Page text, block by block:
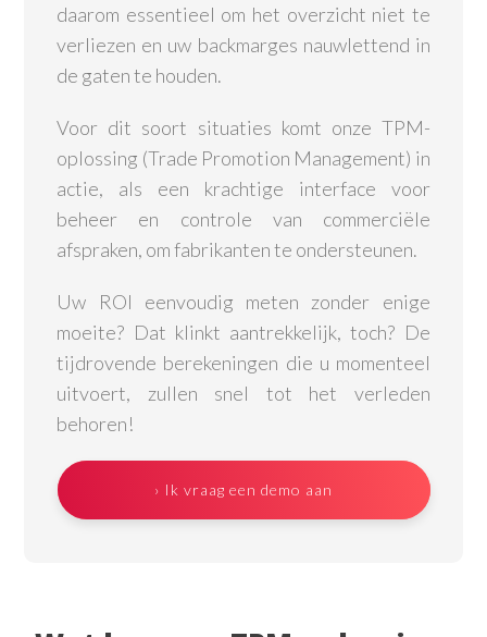
daarom essentieel om het overzicht niet te
verliezen en uw backmarges nauwlettend in
de gaten te houden.
Voor dit soort situaties komt onze TPM-
oplossing (Trade Promotion Management) in
actie, als een krachtige interface voor
beheer en controle van commerciële
afspraken, om fabrikanten te ondersteunen.
Uw ROI eenvoudig meten zonder enige
moeite? Dat klinkt aantrekkelijk, toch? De
tijdrovende berekeningen die u momenteel
uitvoert, zullen snel tot het verleden
behoren!
› Ik vraag een demo aan